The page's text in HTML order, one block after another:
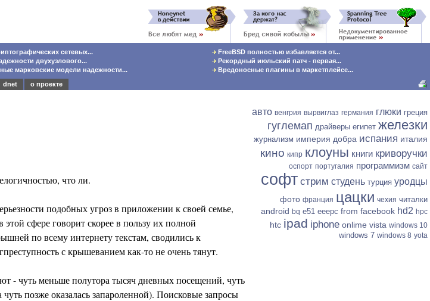
сетевых...
двухузлового...
марковские модели надежности...
FreeBSD полностью избавляется от...
Рекордный июльский патч - первая...
Вредоносные плагины в маркетплейсе...
dnet
о проекте
что ли.
подобных угроз в приложении к своей семье,
сфере говорит скорее в пользу их полной
по всему интернету текстам, сводились к
с крышеванием как-то не очень тянут.
- чуть меньше полутора тысяч дневных посещений, чуть
позже оказалась запароленной). Поисковые запросы
авто венгрия вырвиглаз германия глюки греция
гуглемап драйверы египет железки
журнализм империя добра испания италия
кино кипр клоуны книги криворучки
оспорт португалия программизм сайт
софт стрим студень турция уродцы
фото франция цацки чехия читалки
android bq e51 eeepc from facebook hd2 hpc
htc ipad iphone onlime vista windows 10
windows 7 windows 8 yota